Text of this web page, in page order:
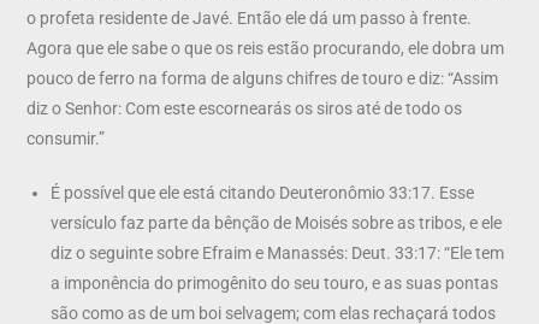
o profeta residente de Javé. Então ele dá um passo à frente.
Agora que ele sabe o que os reis estão procurando, ele dobra um
pouco de ferro na forma de alguns chifres de touro e diz: “Assim
diz o Senhor: Com este escornearás os siros até de todo os
consumir.”
É possível que ele está citando Deuteronômio 33:17. Esse
versículo faz parte da bênção de Moisés sobre as tribos, e ele
diz o seguinte sobre Efraim e Manassés: Deut. 33:17: “Ele tem
a imponência do primogênito do seu touro, e as suas pontas
são como as de um boi selvagem; com elas rechaçará todos